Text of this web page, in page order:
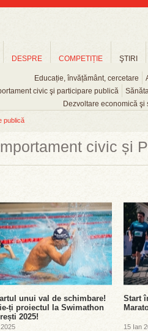
DESPRE COMPETIȚIE ŞTIRI
Educație, învățământ, cercetare
civic şi participare publică
Dezvoltare economică şi
publică
civic și
unui val de schimbare!
ți proiectul la Swimathon
2025!
Start
15 Ian